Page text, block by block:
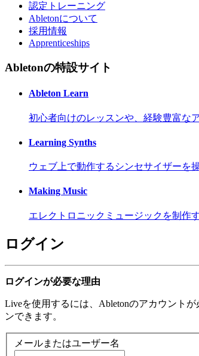
認定トレーニング
Abletonについて
採用情報
Apprenticeships
Abletonの特設サイト
Ableton Learn
初心者向けのレッスンや、経験豊富な
Learning Synths
ウェブ上で動作するシンセサイザーを
Making Music
エレクトロニックミュージックを制作
ログイン
ログインが必要な理由
Liveを使用するには、Abletonのアカウント
ンできます。
メールまたはユーザー名